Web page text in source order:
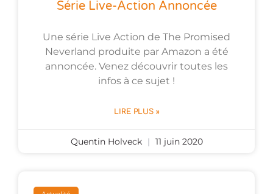
Série Live-Action Annoncée
Une série Live Action de The Promised
Neverland produite par Amazon a été
annoncée. Venez découvrir toutes les
infos à ce sujet !
LIRE PLUS »
Quentin Holveck 11 juin 2020